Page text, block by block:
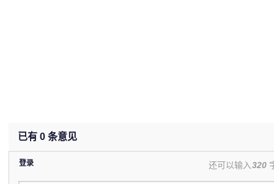
已有 0 条意见
登录 还可以输入320